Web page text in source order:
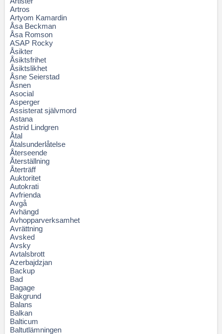
Artros
Artyom Kamardin
Åsa Beckman
Åsa Romson
ASAP Rocky
Åsikter
Åsiktsfrihet
Åsiktslikhet
Åsne Seierstad
Åsnen
Asocial
Asperger
Assisterat självmord
Astana
Astrid Lindgren
Åtal
Åtalsunderlåtelse
Återseende
Återställning
Återträff
Auktoritet
Autokrati
Avfrienda
Avgå
Avhängd
Avhopparverksamhet
Avrättning
Avsked
Avsky
Avtalsbrott
Azerbajdzjan
Backup
Bad
Bagage
Bakgrund
Balans
Balkan
Balticum
Baltutlämningen